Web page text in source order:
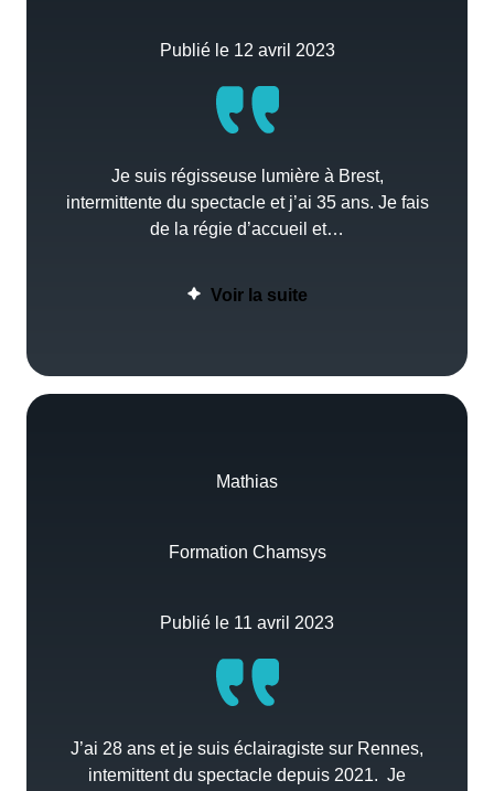
Publié le 12 avril 2023
Je suis régisseuse lumière à Brest,
intermittente du spectacle et j’ai 35 ans. Je fais
de la régie d’accueil et…
Voir la suite
Mathias
Formation Chamsys
Publié le 11 avril 2023
J’ai 28 ans et je suis éclairagiste sur Rennes,
intemittent du spectacle depuis 2021. Je